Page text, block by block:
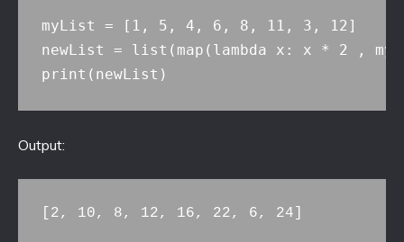
myList = [1, 5, 4, 6, 8, 11, 3, 12]
newList = list(map(lambda x: x * 2 ,
Output:
[2, 10, 8, 12, 16, 22, 6, 24]